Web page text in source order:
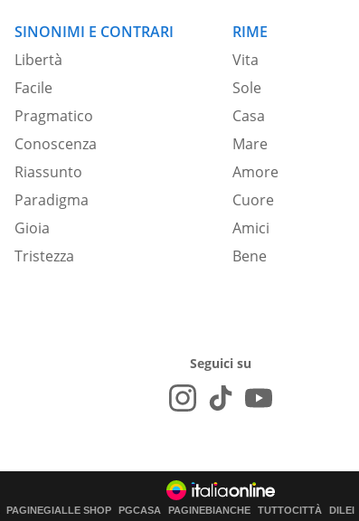
SINONIMI E CONTRARI
Libertà
Facile
Pragmatico
Conoscenza
Riassunto
Paradigma
Gioia
Tristezza
RIME
Vita
Sole
Casa
Mare
Amore
Cuore
Amici
Bene
Seguici su
PAGINEGIALLE SHOP PGCASA PAGINEBIANCHE TUTTOCITTÀ DILEI